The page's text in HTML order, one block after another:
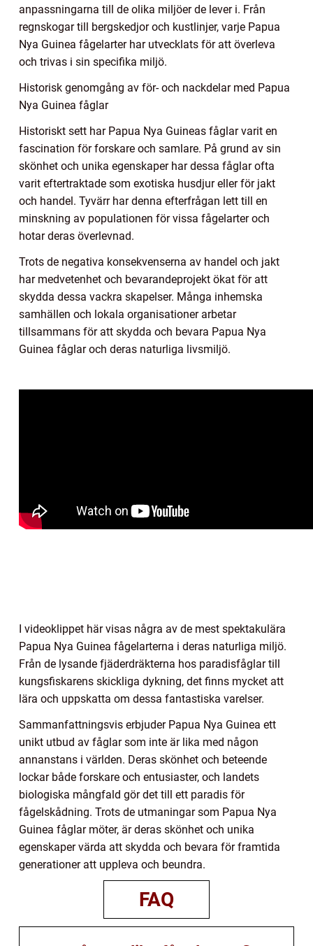
anpassningarna till de olika miljöer de lever i. Från
regnskogar till bergskedjor och kustlinjer, varje Papua
Nya Guinea fågelarter har utvecklats för att överleva
och trivas i sin specifika miljö.
Historisk genomgång av för- och nackdelar med Papua
Nya Guinea fåglar
Historiskt sett har Papua Nya Guineas fåglar varit en
fascination för forskare och samlare. På grund av sin
skönhet och unika egenskaper har dessa fåglar ofta
varit eftertraktade som exotiska husdjur eller för jakt
och handel. Tyvärr har denna efterfrågan lett till en
minskning av populationen för vissa fågelarter och
hotar deras överlevnad.
Trots de negativa konsekvenserna av handel och jakt
har medvetenhet och bevarandeprojekt ökat för att
skydda dessa vackra skapelser. Många inhemska
samhällen och lokala organisationer arbetar
tillsammans för att skydda och bevara Papua Nya
Guinea fåglar och deras naturliga livsmiljö.
I videoklippet här visas några av de mest spektakulära
Papua Nya Guinea fågelarterna i deras naturliga miljö.
Från de lysande fjäderdräkterna hos paradisfåglar till
kungsfiskarens skickliga dykning, det finns mycket att
lära och uppskatta om dessa fantastiska varelser.
Sammanfattningsvis erbjuder Papua Nya Guinea ett
unikt utbud av fåglar som inte är lika med någon
annanstans i världen. Deras skönhet och beteende
lockar både forskare och entusiaster, och landets
biologiska mångfald gör det till ett paradis för
fågelskådning. Trots de utmaningar som Papua Nya
Guinea fåglar möter, är deras skönhet och unika
egenskaper värda att skydda och bevara för framtida
generationer att uppleva och beundra.
FAQ